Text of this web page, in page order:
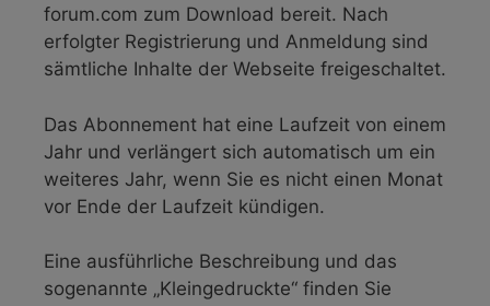
forum.com zum Download bereit. Nach
erfolgter Registrierung und Anmeldung sind
sämtliche Inhalte der Webseite freigeschaltet.
Das Abonnement hat eine Laufzeit von einem
Jahr und verlängert sich automatisch um ein
weiteres Jahr, wenn Sie es nicht einen Monat
vor Ende der Laufzeit kündigen.
Eine ausführliche Beschreibung und das
sogenannte „Kleingedruckte“ finden Sie